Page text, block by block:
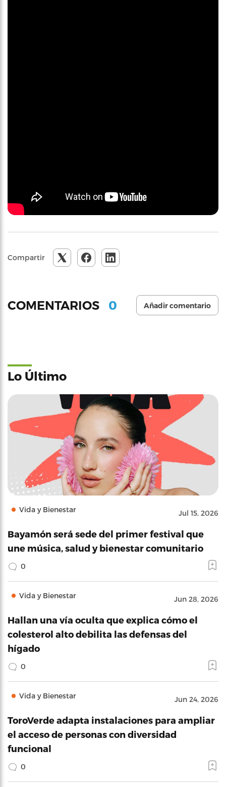
Compartir
COMENTARIOS 0 Añadir comentario
Lo Último
Vida y Bienestar Jul 15, 2026
Bayamón será sede del primer festival que
une música, salud y bienestar comunitario
0
Vida y Bienestar Jun 28, 2026
Hallan una vía oculta que explica cómo el
colesterol alto debilita las defensas del
hígado
0
Vida y Bienestar Jun 24, 2026
ToroVerde adapta instalaciones para ampliar
el acceso de personas con diversidad
funcional
0